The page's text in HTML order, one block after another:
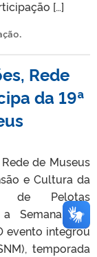
[…]
.
Rede
da 19ª
de Museus
e Cultura da
de Pelotas
Semana dos
evento integrou
temporada